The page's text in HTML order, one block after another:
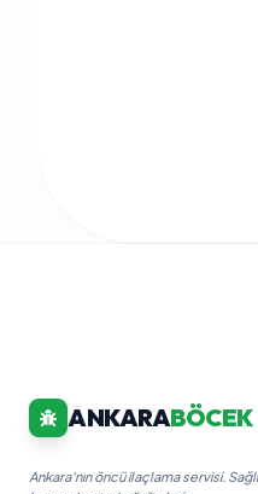
ANKARABÖCEK
Ankara'nın öncü ilaçlama servisi.